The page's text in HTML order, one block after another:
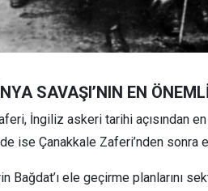
SAVAŞI’NIN EN
İngiliz askeri tarihi açısından
ise Çanakkale Zaferi’nden
Bağdat’ı ele geçirme planlarını